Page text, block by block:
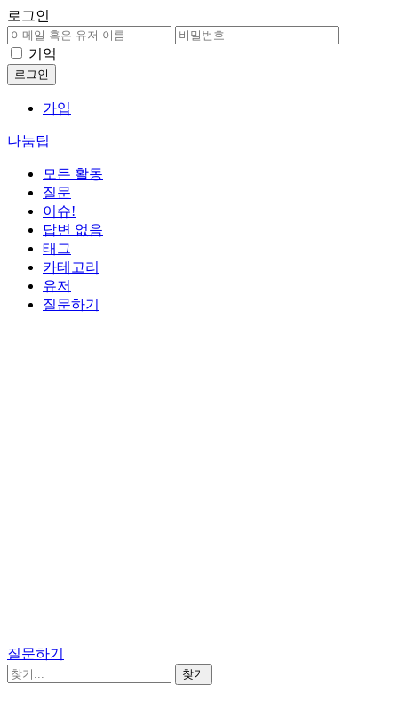
로그인
기억
가입
나눔팁
모든 활동
질문
이슈!
답변 없음
태그
카테고리
유저
질문하기
질문하기